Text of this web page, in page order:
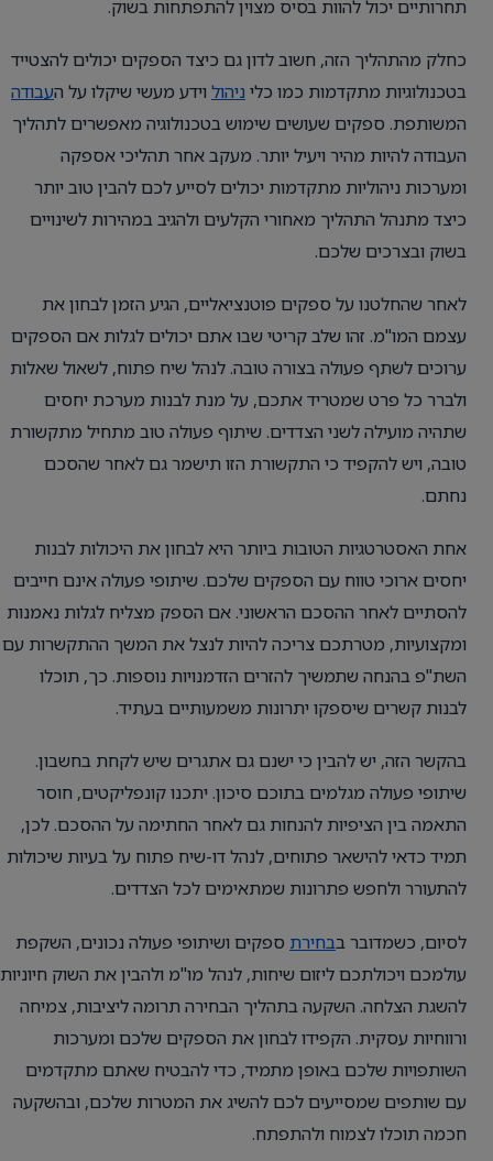
תחרותיים יכול להוות בסיס מצוין להתפתחות בשוק.
כחלק מהתהליך הזה, חשוב לדון גם כיצד הספקים יכולים להצטייד
בטכנולוגיות מתקדמות כמו כלי ניהול וידע מעשי שיקלו על העבודה
המשותפת. ספקים שעושים שימוש בטכנולוגיה מאפשרים לתהליך
העבודה להיות מהיר ויעיל יותר. מעקב אחר תהליכי אספקה
ומערכות ניהוליות מתקדמות יכולים לסייע לכם להבין טוב יותר
כיצד מתנהל התהליך מאחורי הקלעים ולהגיב במהירות לשינויים
בשוק ובצרכים שלכם.
לאחר שהחלטנו על ספקים פוטנציאליים, הגיע הזמן לבחון את
עצמם המו"מ. זהו שלב קריטי שבו אתם יכולים לגלות אם הספקים
ערוכים לשתף פעולה בצורה טובה. לנהל שיח פתוח, לשאול שאלות
ולברר כל פרט שמטריד אתכם, על מנת לבנות מערכת יחסים
שתהיה מועילה לשני הצדדים. שיתוף פעולה טוב מתחיל מתקשורת
טובה, ויש להקפיד כי התקשורת הזו תישמר גם לאחר שהסכם
נחתם.
אחת האסטרטגיות הטובות ביותר היא לבחון את היכולות לבנות
יחסים ארוכי טווח עם הספקים שלכם. שיתופי פעולה אינם חייבים
להסתיים לאחר ההסכם הראשוני. אם הספק מצליח לגלות נאמנות
ומקצועיות, מטרתכם צריכה להיות לנצל את המשך ההתקשרות עם
השת"פ בהנחה שתמשיך להזרים הזדמנויות נוספות. כך, תוכלו
לבנות קשרים שיספקו יתרונות משמעותיים בעתיד.
בהקשר הזה, יש להבין כי ישנם גם אתגרים שיש לקחת בחשבון.
שיתופי פעולה מגלמים בתוכם סיכון. יתכנו קונפליקטים, חוסר
התאמה בין הציפיות להנחות גם לאחר החתימה על ההסכם. לכן,
תמיד כדאי להישאר פתוחים, לנהל דו-שיח פתוח על בעיות שיכולות
להתעורר ולחפש פתרונות שמתאימים לכל הצדדים.
לסיום, כשמדובר בבחירת ספקים ושיתופי פעולה נכונים, השקפת
עולמכם ויכולתכם ליזום שיחות, לנהל מו"מ ולהבין את השוק חיוניות
להשגת הצלחה. השקעה בתהליך הבחירה תרומה ליציבות, צמיחה
ורווחיות עסקית. הקפידו לבחון את הספקים שלכם ומערכות
השותפויות שלכם באופן מתמיד, כדי להבטיח שאתם מתקדמים
עם שותפים שמסייעים לכם להשיג את המטרות שלכם, ובהשקעה
חכמה תוכלו לצמוח ולהתפתח.